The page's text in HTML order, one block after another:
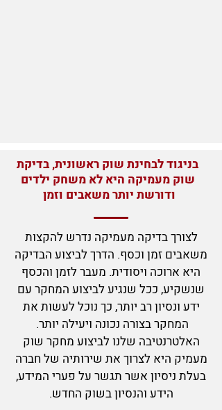
בניגוד לבחינת שוק ראשונית, בדיקת
שוק מעמיקה היא לא משחק ילדים
ודורשת יותר משאבים וזמן
לצורך בדיקה מעמיקה נדרש להקצות
משאבים זמן וכסף. הדרך לביצוע הבדיקה
היא ארוכה ויסודית. מעבר לזמן והכסף
שנשקיע, ככל שנגיע לביצוע המחקר עם
ידע ונסיון רב יותר, כך נוכל לעשות את
המחקר בצורה נכונה ויעילה יותר. ​
האלטרנטיבה שלנו לביצוע מחקר שוק
מעמיק היא לצרוך את שירותיה של חברה
בעלת ניסיון אשר תגשר על פערי המידע,
הידע והנסיון בשוק החדש.